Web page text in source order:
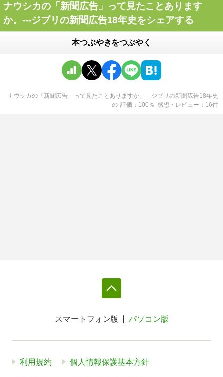
ナウシカの「新聞広告」って見たことあります
か。---ジブリの新聞広告18年史をシェアする
本つぶやきをつぶやく
ナウシカの「新聞広告」って見たことありますか。---ジブリの新聞広告18年史
の 評価 100 ％ 感想・レビュー 16件
スマートフォン版 パソコン版
利用規約 個人情報保護基本方針